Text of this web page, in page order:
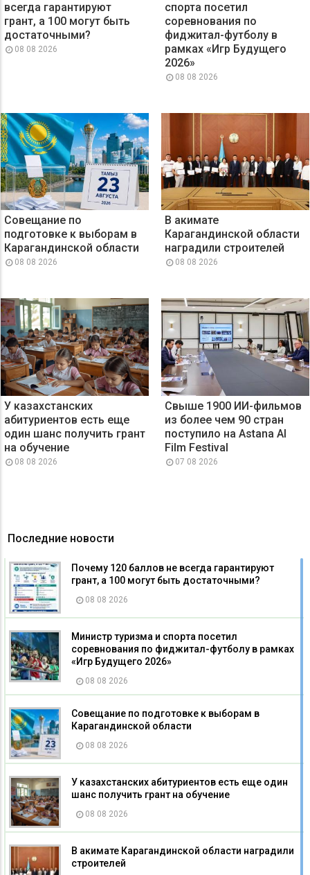
всегда гарантируют
грант, а 100 могут быть
достаточными?
08 08 2026
спорта посетил
соревнования по
фиджитал-футболу в
рамках «Игр Будущего
2026»
08 08 2026
Совещание по
подготовке к выборам в
Карагандинской области
08 08 2026
В акимате
Карагандинской области
наградили строителей
08 08 2026
У казахстанских
абитуриентов есть еще
один шанс получить грант
на обучение
08 08 2026
Свыше 1900 ИИ-фильмов
из более чем 90 стран
поступило на Astana AI
Film Festival
07 08 2026
Последние новости
Почему 120 баллов не всегда гарантируют
грант, а 100 могут быть достаточными?
08 08 2026
Министр туризма и спорта посетил
соревнования по фиджитал-футболу в рамках
«Игр Будущего 2026»
08 08 2026
Совещание по подготовке к выборам в
Карагандинской области
08 08 2026
У казахстанских абитуриентов есть еще один
шанс получить грант на обучение
08 08 2026
В акимате Карагандинской области наградили
строителей